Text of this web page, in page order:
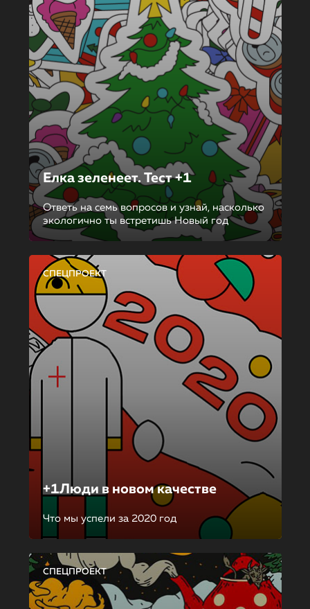
Елка зеленеет. Тест +1
Ответь на семь вопросов и узнай, насколько
экологично ты встретишь Новый год
СПЕЦПРОЕКТ
+1Люди в новом качестве
Что мы успели за 2020 год
СПЕЦПРОЕКТ